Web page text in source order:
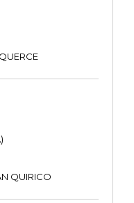
QUIRICO